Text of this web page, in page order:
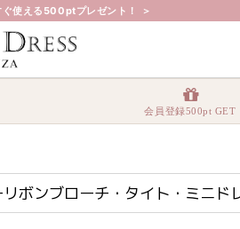
ぐ使える500ptプレゼント！ ＞
会員登録500pt GET
ーチ・タイト・ミニドレス・ワンピース[送料
ボンブローチ・タイト・ミニ